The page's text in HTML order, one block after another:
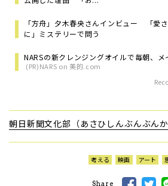
「方舟」夕木春央さんインビュー 「愛
に」ミステリーで問う
NARSの新クレンジングオイルで毎朝、
(PR)NARS on 美的.com
朝日新聞文化部（あさひしんぶんぶんか
考える 映画 アート
Share